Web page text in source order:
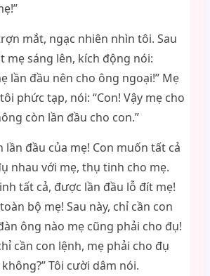
mắt, ngạc nhiên nhìn tôi. Sau
mẹ sáng lên, kích động nói:
lần đầu nên cho ông ngoại!” Mẹ
phức tạp, nói: “Con! Vậy mẹ cho
còn lần đầu cho con.”
lần đầu của mẹ! Con muốn tất cả
nhau với mẹ, thụ tinh cho mẹ.
tất cả, được lần đầu lỗ đít mẹ!
bộ mẹ! Sau này, chỉ cần con
ông nào mẹ cũng phải cho đụ!
cần con lệnh, mẹ phải cho đụ
Tôi cười dâm nói.